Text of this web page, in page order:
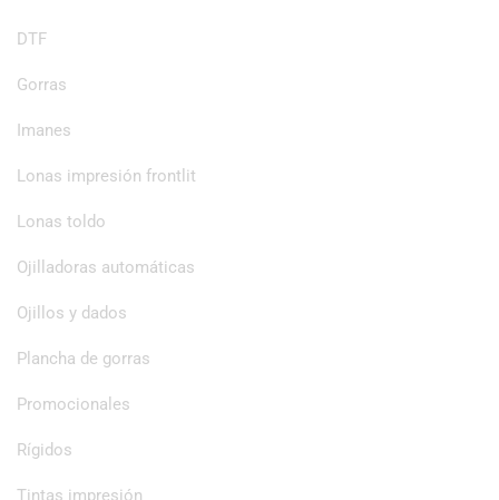
DTF
Gorras
Imanes
Lonas impresión frontlit
Lonas toldo
Ojilladoras automáticas
Ojillos y dados
Plancha de gorras
Promocionales
Rígidos
Tintas impresión